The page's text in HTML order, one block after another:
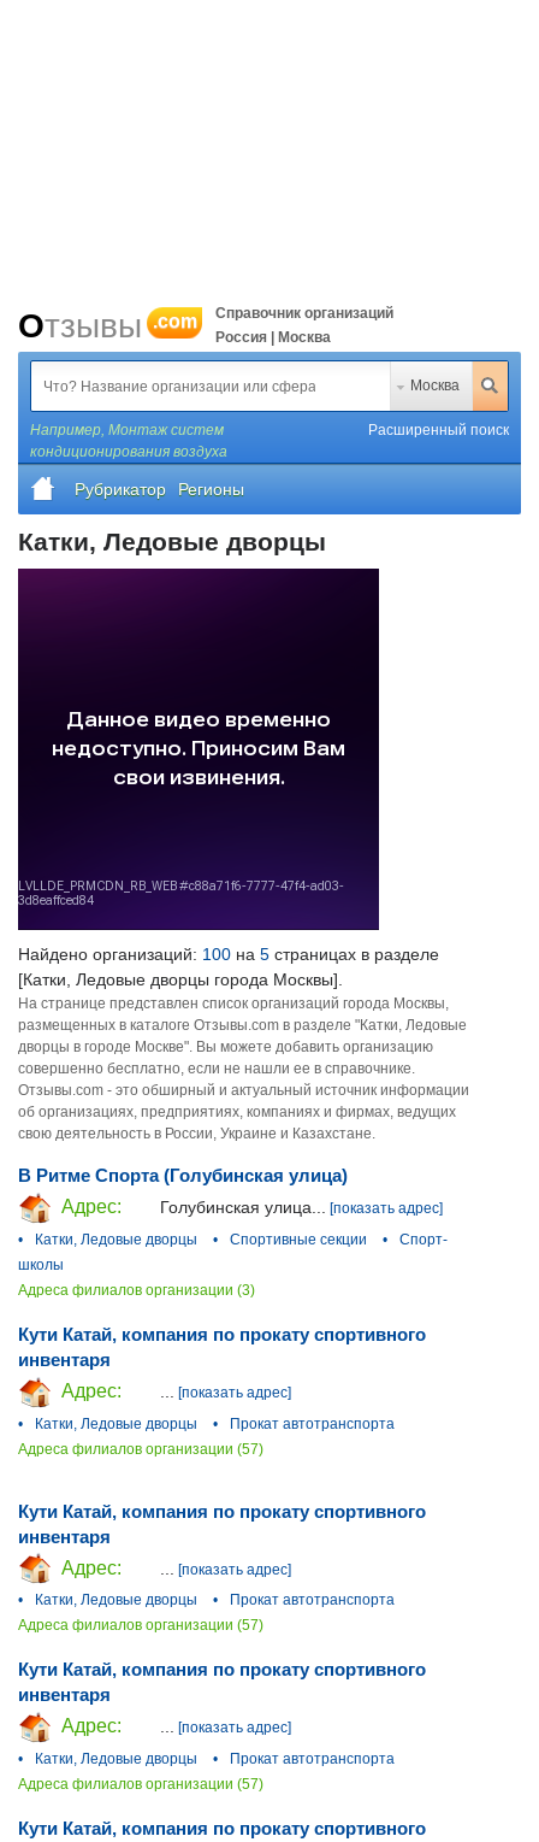
Отзывы .com
Справочник организаций
Россия | Москва
Москва
Например, Монтаж систем
кондиционирования воздуха
Расширенный поиск
Рубрикатор Регионы
Катки, Ледовые дворцы
Найдено организаций: 100 на 5 страницах в разделе
[Катки, Ледовые дворцы города Москвы].
На странице представлен список организаций города Москвы,
размещенных в каталоге Отзывы.com в разделе "Катки, Ледовые
дворцы в городе Москве". Вы можете добавить организацию
совершенно бесплатно, если не нашли ее в справочнике.
Отзывы.com - это обширный и актуальный источник информации
об организациях, предприятиях, компаниях и фирмах, ведущих
свою деятельность в России, Украине и Казахстане.
В Ритме Спорта (Голубинская улица)
Адрес:
Голубинская улица...
[показать адрес]
•
Катки, Ледовые дворцы • Спортивные секции •
Спорт-
школы
Адреса филиалов организации (3)
Кути Катай, компания по прокату спортивного
инвентаря
Адрес:
[показать адрес]
•
Катки, Ледовые дворцы •
Прокат автотранспорта
Адреса филиалов организации (57)
Кути Катай, компания по прокату спортивного
инвентаря
Адрес:
[показать адрес]
•
Катки, Ледовые дворцы •
Прокат автотранспорта
Адреса филиалов организации (57)
Кути Катай, компания по прокату спортивного
инвентаря
Адрес:
... [показать адрес]
•
Катки, Ледовые дворцы •
Прокат автотранспорта
Адреса филиалов организации (57)
Кути Катай, компания по прокату спортивного